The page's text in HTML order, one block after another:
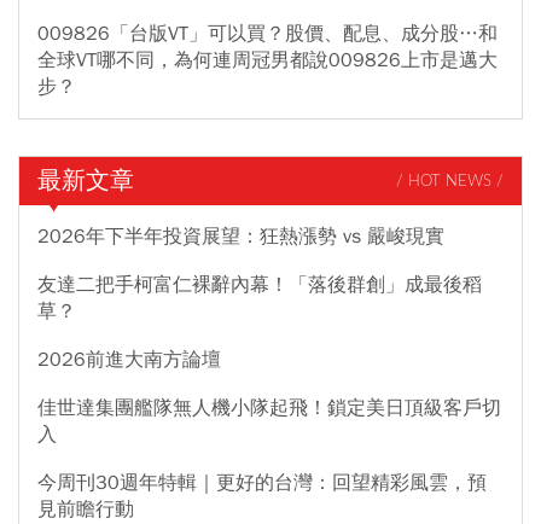
009826「台版VT」可以買？股價、配息、成分股…和
全球VT哪不同，為何連周冠男都說009826上市是邁大
步？
最新文章 / HOT NEWS /
2026年下半年投資展望：狂熱漲勢 vs 嚴峻現實
友達二把手柯富仁裸辭內幕！「落後群創」成最後稻
草？
2026前進大南方論壇
佳世達集團艦隊無人機小隊起飛！鎖定美日頂級客戶切
入
今周刊30週年特輯｜更好的台灣：回望精彩風雲，預
見前瞻行動